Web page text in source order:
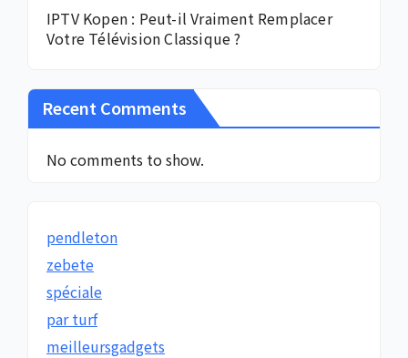
IPTV Kopen : Peut-il Vraiment Remplacer
Votre Télévision Classique ?
Recent Comments
No comments to show.
pendleton
zebete
spéciale
par turf
meilleursgadgets